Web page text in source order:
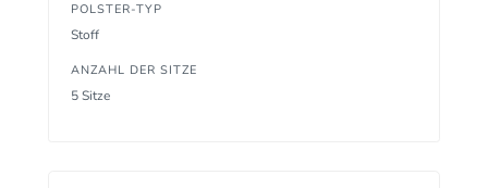
POLSTER-TYP
Stoff
ANZAHL DER SITZE
5 Sitze